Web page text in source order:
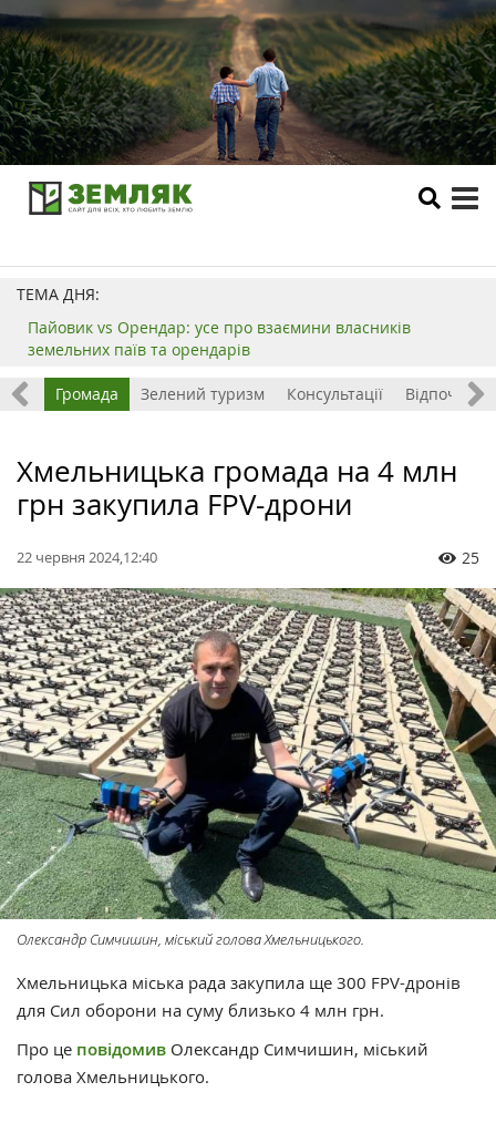
ТЕМА ДНЯ:
Пайовик vs Орендар: усе про взаємини власників
земельних паїв та орендарів
Громада Зелений туризм Консультації Відпочинок
Хмельницька громада на 4 млн
грн закупила FPV-дрони
22 червня 2024,12:40 25
Олександр Симчишин, міський голова Хмельницького.
Хмельницька міська рада закупила ще 300 FPV-дронів
для Сил оборони на суму близько 4 млн грн.
Про це повідомив Олександр Симчишин, міський
голова Хмельницького.